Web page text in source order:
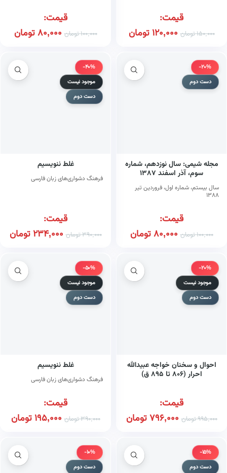
قیمت:
150,000تومان 120,000تومان
قیمت:
100,000تومان 80,000تومان
-20%
دست دوم
مجله شیمی: سال نوزدهم، شماره
سوم، آذر اسفند ۱۳۸۷
سال بیستم، شماره اول، فروردین تیر
۱۳۸۸
قیمت:
100,000تومان 80,000تومان
-40%
موجود نیست
دست دوم
غلط ننویسیم
فرهنگ دشواری‌های زبان فارسی
قیمت:
390,000تومان 234,000تومان
-20%
موجود نیست
دست دوم
احوال و سخنان خواجه عبیدالله
احرار (۸۰۶ تا ۸۹۵ ق)
قیمت:
995,000تومان 796,000تومان
-50%
موجود نیست
دست دوم
غلط ننویسیم
فرهنگ دشواری‌های زبان فارسی
قیمت:
390,000تومان 195,000تومان
-15%
دست دوم
-10%
دست دوم